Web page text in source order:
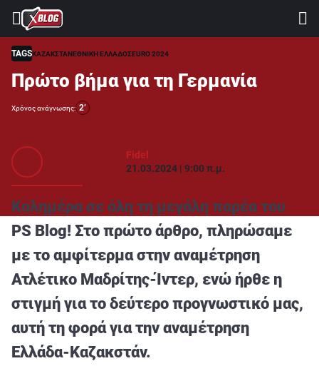
⚽ ΜΟΥΝΤΙΑΛ 2026
ΣΤΟΙΧΗΜΑ
CASINO
ΠΡΟΓΝΩΣΤΙΚΑ ΤIPSTERS
ΠΡΟΣΦΟΡΕΣ
TSILI LEAGUE
BLOGS
ΑΘΛΗΤΙΚΑ
ΣΥΝΕΝΤΕΥΞΕΙΣ
TAGSΚΑΖΑΚΣΤΑΝΕΘΝΙΚΗ ΕΛΛΑΔΟΣEURO 2024
Πρώτο βήμα για τη Γερμανία
Χρόνος ανάγνωσης: 2’
Fidel
21.03.2024 | 9:00 π.μ.
Καλημέρα σε όλη τη μεγάλη παρέα του
PS Blog! Στο πρώτο άρθρο, πληρώσαμε
με το αμφίτερμα στην αναμέτρηση
Ατλέτικο Μαδρίτης-Ίντερ, ενώ ήρθε η
στιγμή για το δεύτερο προγνωστικό μας,
αυτή τη φορά για την αναμέτρηση
Ελλάδα-Καζακστάν.